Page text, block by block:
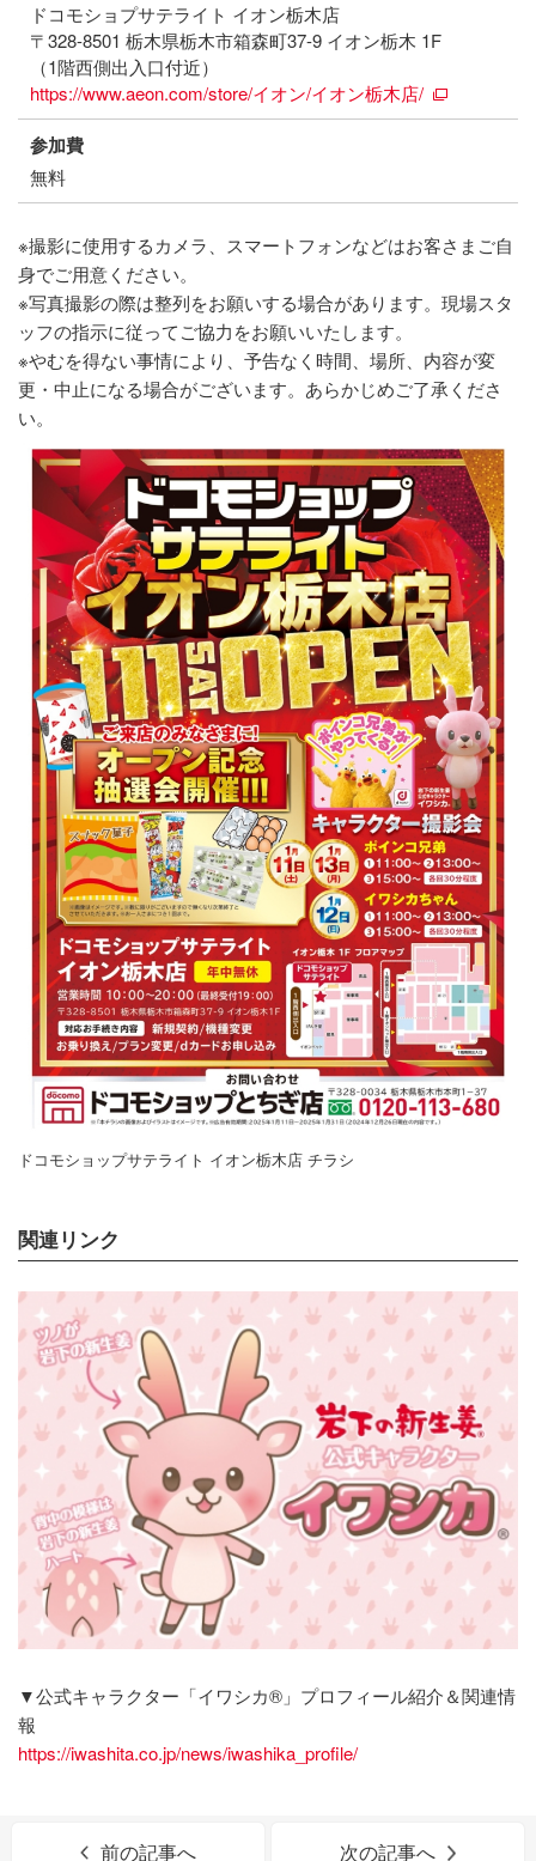
ドコモショプサテライト イオン栃木店
〒328-8501 栃木県栃木市箱森町37-9 イオン栃木 1F
（1階西側出入口付近）
https://www.aeon.com/store/イオン/イオン栃木店/
参加費
無料
※撮影に使用するカメラ、スマートフォンなどはお客さまご自
身でご用意ください。
※写真撮影の際は整列をお願いする場合があります。現場スタ
ッフの指示に従ってご協力をお願いいたします。
※やむを得ない事情により、予告なく時間、場所、内容が変
更・中止になる場合がございます。あらかじめご了承くださ
い。
ドコモショップサテライト イオン栃木店 チラシ
関連リンク
▼公式キャラクター「イワシカ®」プロフィール紹介＆関連情
報
https://iwashita.co.jp/news/iwashika_profile/
前の記事へ 次の記事へ